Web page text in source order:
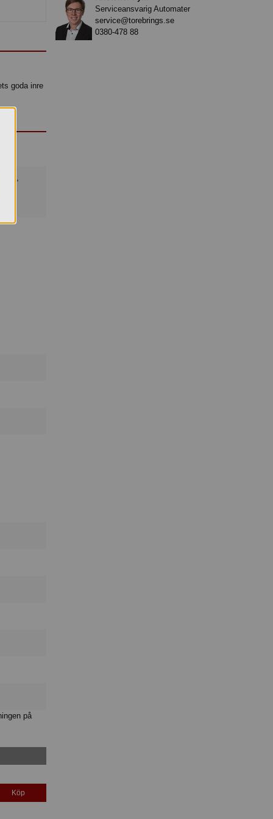
goda inre
på
Köp
Serviceansvarig Automater
service@torebrings.se
0380-478 88